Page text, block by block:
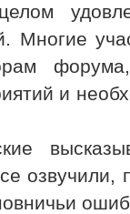
Многие
и